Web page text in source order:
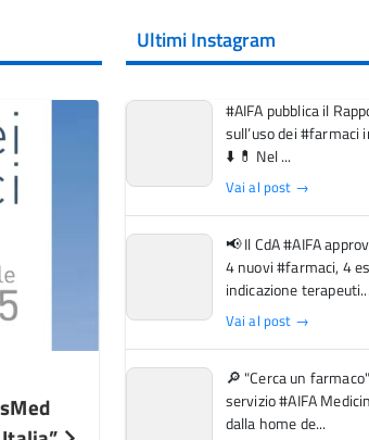
Ultimi Instagram
#AIFA pubblica il
sull’uso dei #farmaci
⬇️ 💊 Nel ...
Vai al post →
📢 Il CdA #AIFA
4 nuovi #farmaci, 4
indicazione terapeuti...
Vai al post →
🔎 "Cerca un
servizio #AIFA
dalla home de...